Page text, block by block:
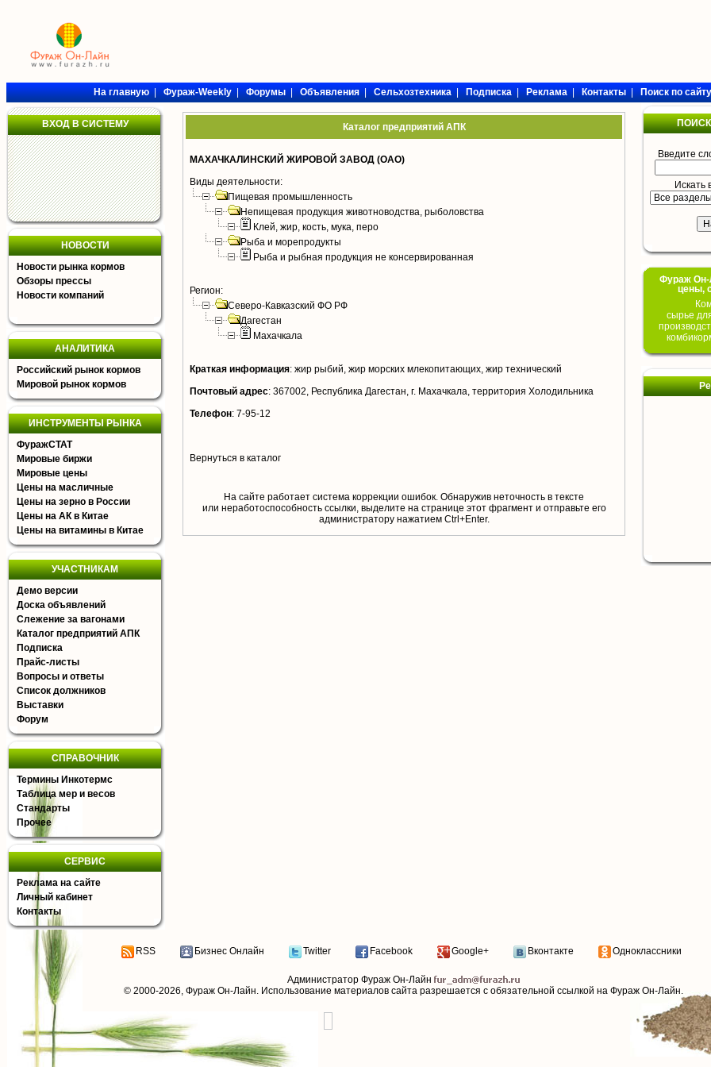
На главную|Фураж-Weekly|Форумы|Объявления|Сельхозтехника|Подписка|Реклама|Контакты|Поиск по сайту
ВХОД В СИСТЕМУ
НОВОСТИ
Новости рынка кормов
Обзоры прессы
Новости компаний
АНАЛИТИКА
Российский рынок кормов
Мировой рынок кормов
ИНСТРУМЕНТЫ РЫНКА
ФуражСТАТ
Мировые биржи
Мировые цены
Цены на масличные
Цены на зерно в России
Цены на АК в Китае
Цены на витамины в Китае
УЧАСТНИКАМ
Демо версии
Доска объявлений
Слежение за вагонами
Каталог предприятий АПК
Подписка
Прайс-листы
Вопросы и ответы
Список должников
Выставки
Форум
СПРАВОЧНИК
Термины Инкотермс
Таблица мер и весов
Стандарты
Прочее
СЕРВИС
Реклама на сайте
Личный кабинет
Контакты
Каталог предприятий АПК
МАХАЧКАЛИНСКИЙ ЖИРОВОЙ ЗАВОД (ОАО)
Виды деятельности:
Пищевая промышленность
Непищевая продукция животноводства, рыболовства
Клей, жир, кость, мука, перо
Рыба и морепродукты
Рыба и рыбная продукция не консервированная
Регион:
Северо-Кавказский ФО РФ
Дагестан
Махачкала
Краткая информация: жир рыбий, жир морских млекопитающих, жир технический
Почтовый адрес: 367002, Республика Дагестан, г. Махачкала, территория Холодильника
Телефон: 7-95-12
Вернуться в каталог
На сайте работает система коррекции ошибок. Обнаружив неточность в тексте
или неработоспособность ссылки, выделите на странице этот фрагмент и отправьте его
aдминистратору нажатием Ctrl+Enter.
Введите
Искать
Фураж Он-
цены,
сырье
RSS Бизнес Онлайн Twitter Facebook Google+ Вконтакте Одноклассники
Администратор Фураж Он-Лайн
© 2000-2026, Фураж Он-Лайн. Использование материалов сайта разрешается с обязательной ссылкой на Фураж Он-Лайн.